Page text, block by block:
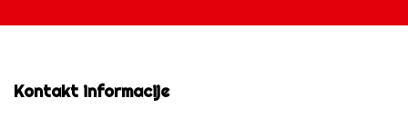
Kontakt informacije